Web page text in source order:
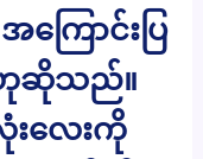
ြောင်းပြ
ဟုဆိုသည်။
လေးကို